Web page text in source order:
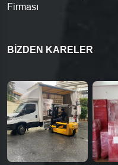
Firması
BIZDEN KARELER